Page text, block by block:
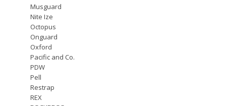
Musguard
Nite Ize
Octopus
Onguard
Oxford
Pacific and Co.
PDW
Pell
Restrap
REX